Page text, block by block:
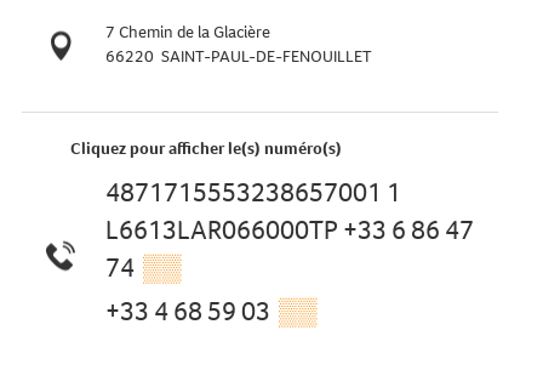
7 Chemin de la Glacière
66220 SAINT-PAUL-DE-FENOUILLET
Cliquez pour afficher le(s) numéro(s)
4871715553238657001 1
L6613LAR066000TP +33 6 86 47
74 ▒▒
+33 4 68 59 03 ▒▒